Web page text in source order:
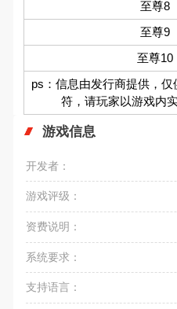
至尊8
至尊9
至尊10
ps：信息由发行商提供，
符，请玩家以游戏内
游戏信息
开发者：
游戏评级：
资费说明：
系统要求：
支持语言：